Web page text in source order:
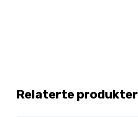
Relaterte produkter